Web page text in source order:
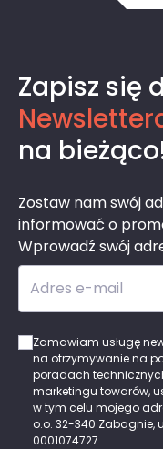
Zapisz się
na
Zostaw nam swój
informować o
Wprowadź swój
Adres e-mail
Zamawiam usługę
na otrzymywanie na
poradach
marketingu towarów,
w tym celu mojego
o.o. 32-340 Zabagnie,
0001074727